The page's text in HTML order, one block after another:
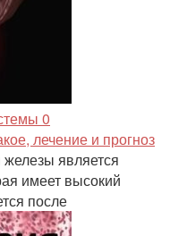
0
лечение и прогноз
является
имеет высокий
после